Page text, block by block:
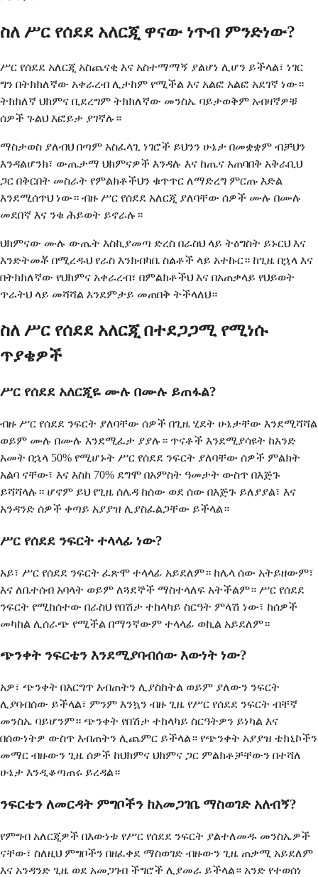
ስለ ሥር የሰደደ አለርጂ ዋናው ነጥብ ምንድነው?
ሥር የሰደደ አለርጂ አስጨናቂ እና አስተማማኝ ያልሆነ ሊሆን ይችላል፣ ነገር
ግን በትክክለኛው አቀራረብ ሊታከም የሚችል እና አልፎ አልፎ አደገኛ ነው።
ትክክለኛ ህክምና ቢደረግም ትክክለኛው መንስኤ ባይታወቅም አብዛኛዎቹ
ሰዎች ጉልህ እፎይታ ያገኛሉ።
ማስታወስ ያለብህ በጣም አስፈላጊ ነገሮች ይህንን ሁኔታ በመቋቋም ብቻህን
እንዳልሆንክ፣ ውጤታማ ህክምናዎች እንዳሉ እና ከጤና አጠባበቅ አቅራቢህ
ጋር በቅርበት መስራት የምልክቶችህን ቁጥጥር ለማድረግ ምርጡ እድል
እንደሚሰጥህ ነው። ብዙ ሥር የሰደደ አለርጂ ያለባቸው ሰዎች ሙሉ በሙሉ
መደበኛ እና ንቁ ሕይወት ይኖራሉ።
ህክምናው ሙሉ ውጤት እስኪያመጣ ድረስ በራስህ ላይ ትዕግስት ይኑርህ እና
እንድትመቾ በሚረዱህ የራስ እንክብካቤ ስልቶች ላይ አተኩር። ከጊዜ በኋላ እና
በትክክለኛው የህክምና አቀራረብ፣ በምልክቶችህ እና በአጠቃላይ የህይወት
ጥራትህ ላይ መሻሻል እንደምታይ መጠበቅ ትችላለህ።
ስለ ሥር የሰደደ አለርጂ በተደጋጋሚ የሚነሱ
ጥያቄዎች
ሥር የሰደደ አለርጂዬ ሙሉ በሙሉ ይጠፋል?
ብዙ ሥር የሰደደ ንፍርት ያለባቸው ሰዎች በጊዜ ሂደት ሁኔታቸው እንደሚሻሻል
ወይም ሙሉ በሙሉ እንደሚፈታ ያያሉ። ጥናቶች እንደሚያሳዩት ከአንድ
አመት በኋላ 50% የሚሆኑት ሥር የሰደደ ንፍርት ያለባቸው ሰዎች ምልክት
አልባ ናቸው፣ እና እስከ 70% ደግሞ በአምስት ዓመታት ውስጥ በእጅጉ
ይሻሻላሉ። ሆኖም ይህ የጊዜ ሰሌዳ ከሰው ወደ ሰው በእጅጉ ይለያያል፣ እና
አንዳንድ ሰዎች ቀጣይ አያያዝ ሊያስፈልጋቸው ይችላል።
ሥር የሰደደ ንፍርት ተላላፊ ነው?
አይ፣ ሥር የሰደደ ንፍርት ፈጽሞ ተላላፊ አይደለም። ከሌላ ሰው አትይዘውም፣
እና ለቤተሰብ አባላት ወይም ለጓደኞች ማስተላለፍ አትችልም። ሥር የሰደደ
ንፍርት የሚከሰተው በራስህ የበሽታ ተከላካይ ስርዓት ምላሽ ነው፣ ከሰዎች
መካከል ሊሰራጭ የሚችል በማንኛውም ተላላፊ ወኪል አይደለም።
ጭንቀት ንፍርቴን እንደሚያባብሰው እውነት ነው?
አዎ፣ ጭንቀት በእርግጥ እብጠትን ሊያስከትል ወይም ያለውን ንፍርት
ሊያባብሰው ይችላል፣ ምንም እንኳን ብዙ ጊዜ የሥር የሰደደ ንፍርት ብቸኛ
መንስኤ ባይሆንም። ጭንቀት የበሽታ ተከላካይ ስርዓትዎን ይነካል እና
በሰውነትዎ ውስጥ እብጠትን ሊጨምር ይችላል። የጭንቀት አያያዝ ቴክኒኮችን
መማር ብዙውን ጊዜ ሰዎች ከህክምና ህክምና ጋር ምልክቶቻቸውን በተሻለ
ሁኔታ እንዲቆጣጠሩ ይረዳል።
ንፍርቴን ለመርዳት ምግቦችን ከአመጋገቤ ማስወገድ አለብኝ?
የምግብ አለርጂዎች በእውነቱ የሥር የሰደደ ንፍርት ያልተለመዱ መንስኤዎች
ናቸው፣ ስለዚህ ምግቦችን በዘፈቀደ ማስወገድ ብዙውን ጊዜ ጠቃሚ አይደለም
እና አንዳንድ ጊዜ ወደ አመጋገብ ችግሮች ሊያመራ ይችላል። አንድ የተወሰነ